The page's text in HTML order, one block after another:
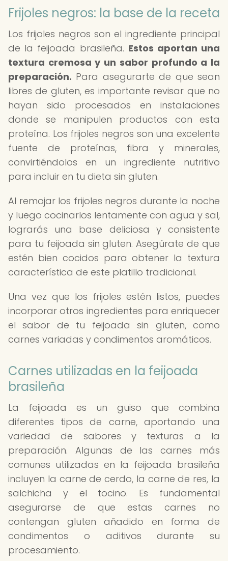
Frijoles negros: la base de la receta
Los frijoles negros son el ingrediente principal
de la feijoada brasileña. Estos aportan una
textura cremosa y un sabor profundo a la
preparación. Para asegurarte de que sean
libres de gluten, es importante revisar que no
hayan sido procesados en instalaciones
donde se manipulen productos con esta
proteína. Los frijoles negros son una excelente
fuente de proteínas, fibra y minerales,
convirtiéndolos en un ingrediente nutritivo
para incluir en tu dieta sin gluten.
Al remojar los frijoles negros durante la noche
y luego cocinarlos lentamente con agua y sal,
lograrás una base deliciosa y consistente
para tu feijoada sin gluten. Asegúrate de que
estén bien cocidos para obtener la textura
característica de este platillo tradicional.
Una vez que los frijoles estén listos, puedes
incorporar otros ingredientes para enriquecer
el sabor de tu feijoada sin gluten, como
carnes variadas y condimentos aromáticos.
Carnes utilizadas en la feijoada
brasileña
La feijoada es un guiso que combina
diferentes tipos de carne, aportando una
variedad de sabores y texturas a la
preparación. Algunas de las carnes más
comunes utilizadas en la feijoada brasileña
incluyen la carne de cerdo, la carne de res, la
salchicha y el tocino. Es fundamental
asegurarse de que estas carnes no
contengan gluten añadido en forma de
condimentos o aditivos durante su
procesamiento.